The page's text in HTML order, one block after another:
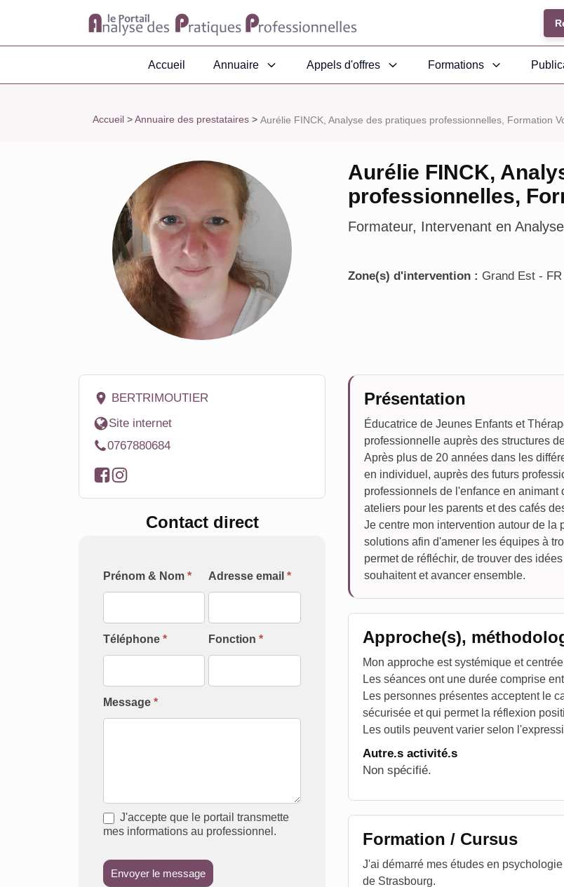
Accueil Annuaire Appels d'offres Formations
Accueil >Annuaire des prestataires > Aurélie FINCK, Analyse des pratiques professionnelles, Formation
Aurélie FINCK,
professionnelles,
Formateur, Intervenant en
Zone(s) d'intervention : Grand Est - FR
BERTRIMOUTIER
Site internet
0767880684
Contact direct
Formulaire
[Contact
Prénom & Nom * Adresse email*
Téléphone * Fonction*
Message *
J'accepte que le portail transmette
mes informations au professionnel.
Envoyer le message
Présentation
Éducatrice de Jeunes Enfants et
professionnelle auprès des structures
Après plus de 20 années dans les
en individuel, auprès des futurs
professionnels de l'enfance en
ateliers pour les parents et des cafés
Je centre mon intervention autour de
solutions afin d'amener les équipes à
permet de réfléchir, de trouver des
souhaitent et avancer ensemble.
Approche(s),
Mon approche est systémique et
Les séances ont une durée comprise
Les personnes présentes acceptent le
sécurisée et qui permet la réflexion
Les outils peuvent varier selon
Autre.s activité.s
Non spécifié.
Formation / Cursus
J'ai démarré mes études en
de Strasbourg.